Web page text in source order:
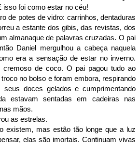
isso foi como estar no céu!
de potes de vidro: carrinhos, dentaduras
a estante dos gibis, das revistas, dos
almanaque de palavras cruzadas. O pai
Daniel mergulhou a cabeça naquela
era a sensação de estar no inverno.
de coco. O pai pagou tudo ao
no bolso e foram embora, respirando
doces gelados e cumprimentando
estavam sentadas em cadeiras nas
mãos.
as estrelas.
existem, mas estão tão longe que a luz
elas são imortais. Continuam vivas